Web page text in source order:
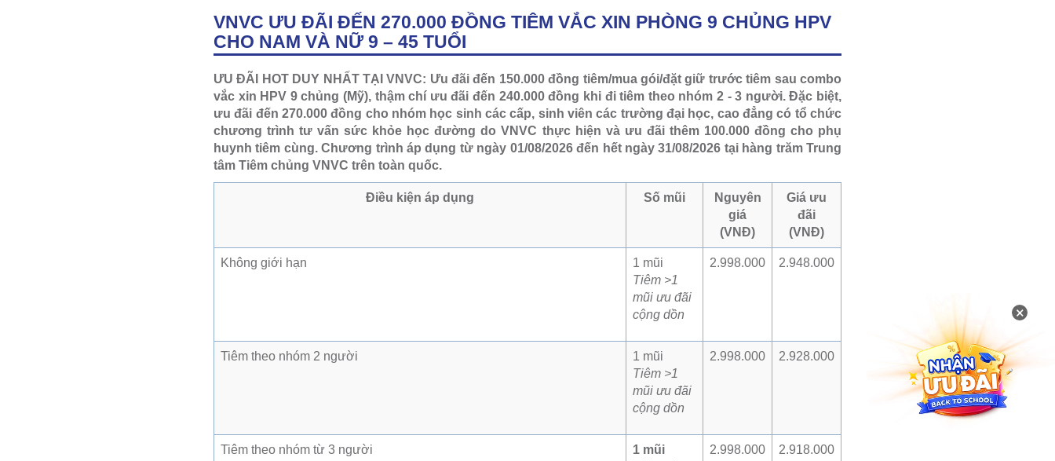
VNVC ƯU ĐÃI ĐẾN 270.000 ĐỒNG TIÊM VẮC XIN PHÒNG 9 CHỦNG HPV
CHO NAM VÀ NỮ 9 – 45 TUỔI
ƯU ĐÃI HOT DUY NHẤT TẠI VNVC: Ưu đãi đến 150.000 đồng tiêm/mua gói/đặt giữ trước tiêm sau combo
vắc xin HPV 9 chủng (Mỹ), thậm chí ưu đãi đến 240.000 đồng khi đi tiêm theo nhóm 2 - 3 người. Đặc biệt,
ưu đãi đến 270.000 đồng cho nhóm học sinh các cấp, sinh viên các trường đại học, cao đẳng có tổ chức
chương trình tư vấn sức khỏe học đường do VNVC thực hiện và ưu đãi thêm 100.000 đồng cho phụ
huynh tiêm cùng. Chương trình áp dụng từ ngày 01/08/2026 đến hết ngày 31/08/2026 tại hàng trăm Trung
tâm Tiêm chủng VNVC trên toàn quốc.
Điều kiện áp dụng Số mũi
Nguyên
giá
(VNĐ)
Giá ưu
đãi
(VNĐ)
Không giới hạn
1 mũi
Tiêm >1
mũi ưu đãi
cộng dồn
2.998.000 2.948.000
Tiêm theo nhóm 2 người
1 mũi
Tiêm >1
mũi ưu đãi
cộng dồn
2.998.000 2.928.000
Tiêm theo nhóm từ 3 người
1 mũi
2.998.000 2.918.000
×